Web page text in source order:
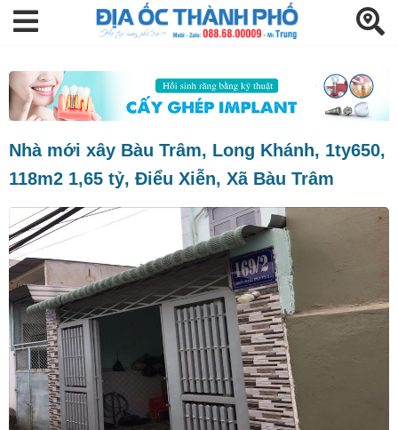
Nhà mới xây Bàu Trâm, Long Khánh, 1ty650,
118m2 1,65 tỷ, Điểu Xiễn, Xã Bàu Trâm